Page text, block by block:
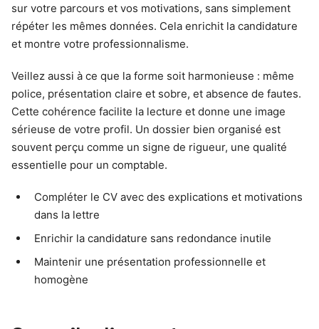
sur votre parcours et vos motivations, sans simplement
répéter les mêmes données. Cela enrichit la candidature
et montre votre professionnalisme.
Veillez aussi à ce que la forme soit harmonieuse : même
police, présentation claire et sobre, et absence de fautes.
Cette cohérence facilite la lecture et donne une image
sérieuse de votre profil. Un dossier bien organisé est
souvent perçu comme un signe de rigueur, une qualité
essentielle pour un comptable.
Compléter le CV avec des explications et motivations
dans la lettre
Enrichir la candidature sans redondance inutile
Maintenir une présentation professionnelle et
homogène